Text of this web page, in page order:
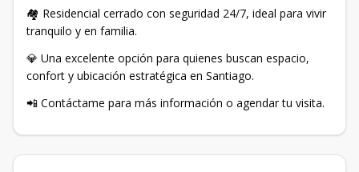
🏘 Residencial cerrado con seguridad 24/7, ideal para vivir
tranquilo y en familia.
💎 Una excelente opción para quienes buscan espacio,
confort y ubicación estratégica en Santiago.
📲 Contáctame para más información o agendar tu visita.